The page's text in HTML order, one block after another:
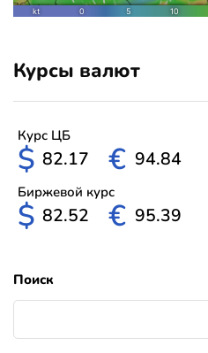
Курсы валют
Курс ЦБ
$ 82.17 € 94.84
Биржевой курс
$ 82.52 € 95.39
Поиск